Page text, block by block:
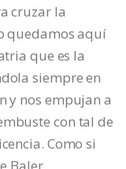
cruzar la
quedamos aquí
que es la
siempre en
y nos empujan a
con tal de
Como si